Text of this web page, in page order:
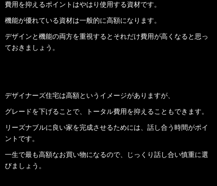
費用を抑えるポイントはやはり使用する資材です。
機能が優れている資材は一般的に高額になります。
デザインと機能の両方を重視するとそれだけ費用が高くなると思っ
ておきましょう。
デザイナーズ住宅は高額というイメージがありますが、
グレードを下げることで、トータル費用を抑えることもできます。
リーズナブルに良い家を完成させるためには、話し合う時間がポイ
ントです。
一生で最も高額なお買い物になるので、じっくり話し合い慎重に選
びましょう。